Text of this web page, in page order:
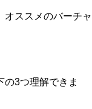
オススメのバーチャ
3つ理解できま